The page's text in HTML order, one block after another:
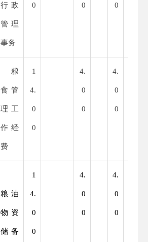
行政
管理
事务
0 0 0
粮
食管
理工
作经
费
1
4.
0
0
4.
0
0
4.
0
0
粮油
物资
储备
1
4.
0
0
4.
0
0
4.
0
0